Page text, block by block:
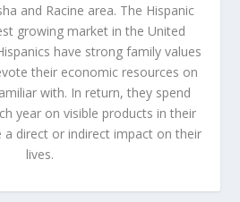
and Racine area. The Hispanic
growing market in the United
have strong family values
their economic resources on
with. In return, they spend
year on visible products in their
direct or indirect impact on their
lives.